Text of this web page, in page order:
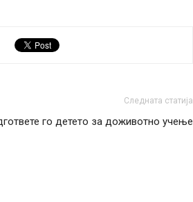
Следната статија
го детето за доживотно учење